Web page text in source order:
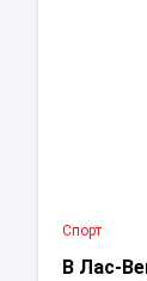
Спорт
В Лас-